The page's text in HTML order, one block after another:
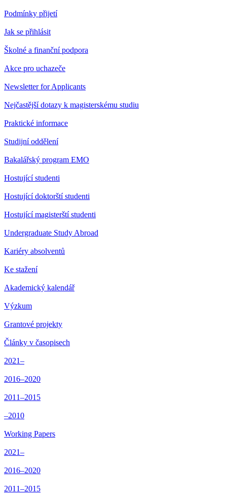
Podmínky přijetí
Jak se přihlásit
Školné a finanční podpora
Akce pro uchazeče
Newsletter for Applicants
Nejčastější dotazy k magisterskému studiu
Praktické informace
Studijní oddělení
Bakalářský program EMO
Hostující studenti
Hostující doktorští studenti
Hostující magisterští studenti
Undergraduate Study Abroad
Kariéry absolventů
Ke stažení
Akademický kalendář
Výzkum
Grantové projekty
Články v časopisech
2021–
2016–2020
2011–2015
–2010
Working Papers
2021–
2016–2020
2011–2015